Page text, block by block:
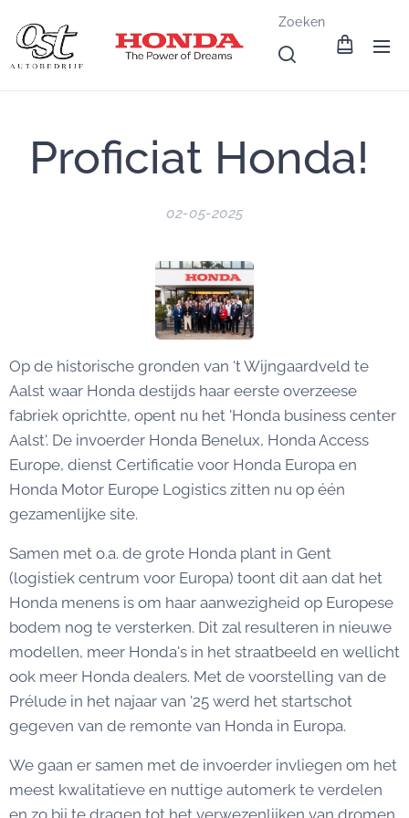
Zoeken
Proficiat Honda!
02-05-2025
Op de historische gronden van 't Wijngaardveld te
Aalst waar Honda destijds haar eerste overzeese
fabriek oprichtte, opent nu het 'Honda business center
Aalst'. De invoerder Honda Benelux, Honda Access
Europe, dienst Certificatie voor Honda Europa en
Honda Motor Europe Logistics zitten nu op één
gezamenlijke site.
Samen met o.a. de grote Honda plant in Gent
(logistiek centrum voor Europa) toont dit aan dat het
Honda menens is om haar aanwezigheid op Europese
bodem nog te versterken. Dit zal resulteren in nieuwe
modellen, meer Honda's in het straatbeeld en wellicht
ook meer Honda dealers. Met de voorstelling van de
Prélude in het najaar van '25 werd het startschot
gegeven van de remonte van Honda in Europa.
We gaan er samen met de invoerder invliegen om het
meest kwalitatieve en nuttige automerk te verdelen
en zo bij te dragen tot het verwezenlijken van dromen.